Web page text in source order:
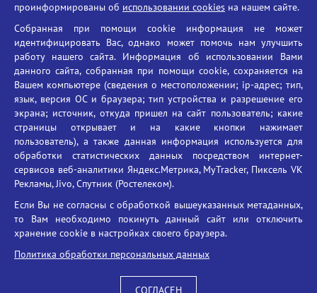
Противодействие угрозам информационной безопасности
Социальные ролики - Генеральная прокуратура РФ
Противодействие коррупции
БГУ против наркотиков
Брянский государственный университет
имени академика И.Г. Петровского
Время работы: пн-пт 09:00-18:00
E-mail: bryanskgu@mail.ru
Телефон: +7(4832)58-90-85
проинформированы об использовании cookies на нашем сайте.
Собранная при помощи cookie информация не может
идентифицировать Вас, однако может помочь нам улучшить
работу нашего сайта. Информация об использовании Вами
данного сайта, собранная при помощи cookie, сохраняется на
Вашем компьютере (сведения о местоположении; ip-адрес; тип,
язык, версия ОС и браузера; тип устройства и разрешение его
экрана; источник, откуда пришел на сайт пользователь; какие
страницы открывает и на какие кнопки нажимает
пользователь), а также данная информация используется для
обработки статистических данных посредством интернет-
сервисов веб-аналитики Яндекс.Метрика, MyTracker, Пиксель VK
Рекламы, Jivo, Спутник (Ростелеком).
Если Вы не согласны с обработкой вышеуказанных метаданных,
то Вам необходимо покинуть данный сайт или отключить
хранение cookie в настройках своего браузера.
Политика обработки персональных данных
СОГЛАСЕН